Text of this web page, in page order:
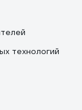
технологий